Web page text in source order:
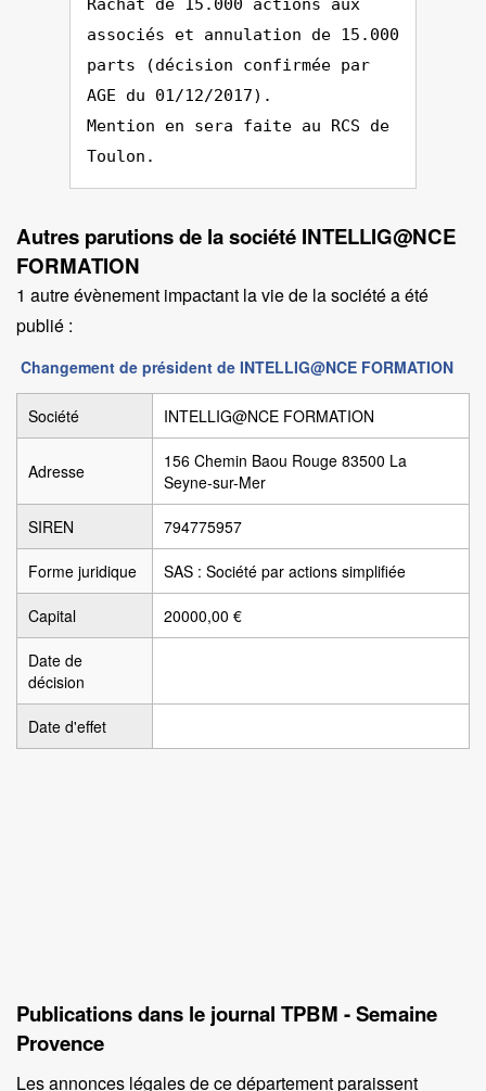
Rachat de 15.000 actions aux
associés et annulation de 15.000
parts (décision confirmée par
AGE du 01/12/2017).
Mention en sera faite au RCS de
Toulon.
Autres parutions de la société INTELLIG@NCE
FORMATION
1 autre évènement impactant la vie de la société a été
publié :
Changement de président de INTELLIG@NCE FORMATION
Société INTELLIG@NCE FORMATION
Adresse
156 Chemin Baou Rouge 83500 La
Seyne-sur-Mer
SIREN 794775957
Forme juridique SAS : Société par actions simplifiée
Capital 20000,00 €
Date de
décision
Date d'effet
Publications dans le journal TPBM - Semaine
Provence
Les annonces légales de ce département paraissent